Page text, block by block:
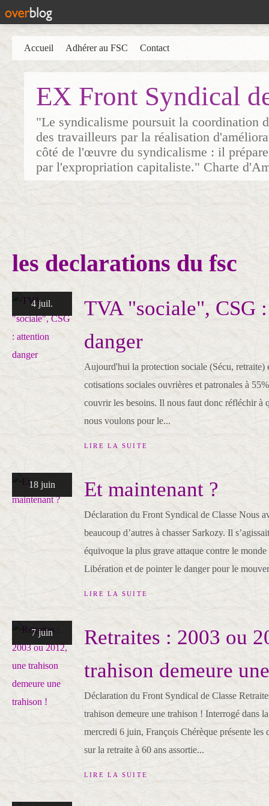
EX Front Syndical
"Le syndicalisme poursuit la coordination
des travailleurs par la réalisation
côté de l'œuvre du syndicalisme : il
par l'expropriation capitaliste." Charte
Accueil Adhérer au FSC Contact
les declarations du fsc
4 juil.
TVA "sociale", CSG
danger
Aujourd'hui la protection sociale (Sécu, retraite)
cotisations sociales ouvrières et patronales à
couvrir les besoins. Il nous faut donc réfléchir à
nous voulons pour le...
LIRE LA SUITE
18 juin Et maintenant ?
Déclaration du Front Syndical de Classe Nous
beaucoup d’autres à chasser Sarkozy. Il
équivoque la plus grave attaque contre le
Libération et de pointer le danger pour le
LIRE LA SUITE
7 juin
Retraites : 2003 ou
trahison demeure
Déclaration du Front Syndical de Classe
trahison demeure une trahison ! Interrogé dans
mercredi 6 juin, François Chérèque présente les
sur la retraite à 60 ans assortie...
LIRE LA SUITE